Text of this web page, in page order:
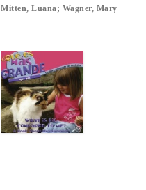
Mitten, Luana; Wagner, Mary